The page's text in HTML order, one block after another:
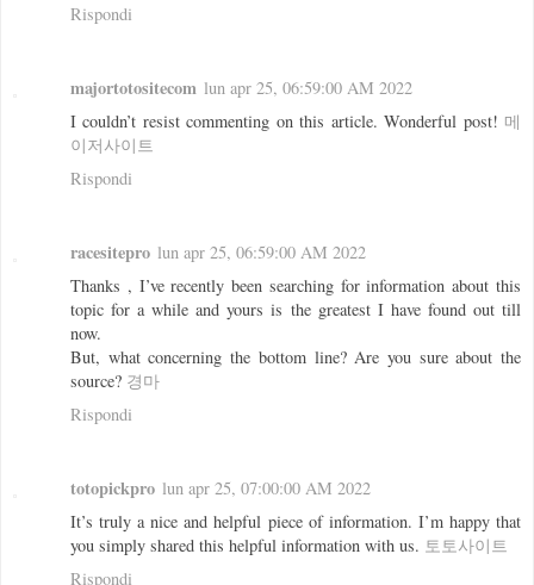
Rispondi
majortotositecom lun apr 25, 06:59:00 AM 2022
I couldn’t resist commenting on this article. Wonderful post! 메
이저사이트
Rispondi
racesitepro lun apr 25, 06:59:00 AM 2022
Thanks , I’ve recently been searching for information about this
topic for a while and yours is the greatest I have found out till
now.
But, what concerning the bottom line? Are you sure about the
source? 경마
Rispondi
totopickpro lun apr 25, 07:00:00 AM 2022
It’s truly a nice and helpful piece of information. I’m happy that
you simply shared this helpful information with us. 토토사이트
Rispondi